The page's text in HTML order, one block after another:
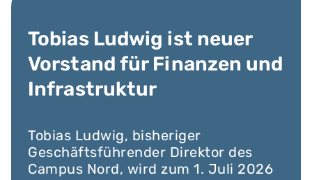
Tobias Ludwig ist neuer
Vorstand für Finanzen und
Infrastruktur
Tobias Ludwig, bisheriger
Geschäftsführender Direktor des
Campus Nord, wird zum 1. Juli 2026